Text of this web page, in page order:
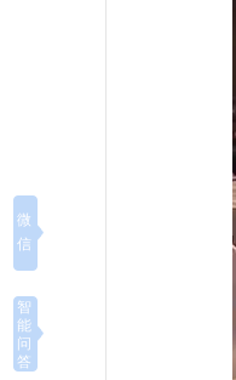
微
信
智
能
问
答